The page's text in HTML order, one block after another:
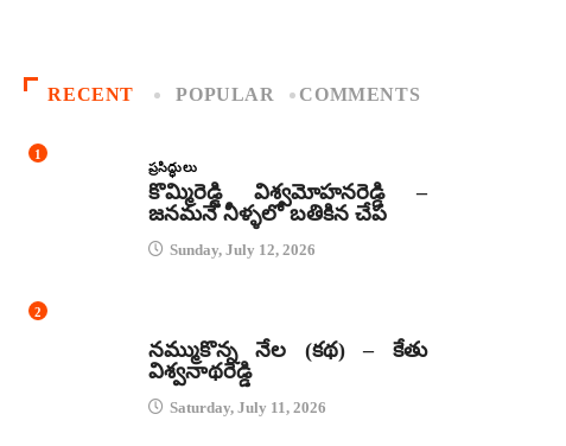
RECENT POPULAR COMMENTS
1
ప్రసిద్ధులు
కొమ్మిరెడ్డి విశ్వమోహనరెడ్డి –
జనమనే నీళ్ళలో బతికిన చేప
Sunday, July 12, 2026
2
నమ్ముకొన్న నేల (కథ) – కేతు
విశ్వనాథరెడ్డి
Saturday, July 11, 2026